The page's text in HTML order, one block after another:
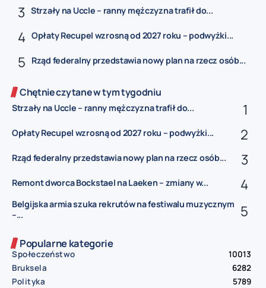
Strzały na Uccle – ranny mężczyzna trafił do...
Opłaty Recupel wzrosną od 2027 roku – podwyżki...
Rząd federalny przedstawia nowy plan na rzecz osób...
Chętnie czytane w tym tygodniu
Strzały na Uccle – ranny mężczyzna trafił do...
Opłaty Recupel wzrosną od 2027 roku – podwyżki...
Rząd federalny przedstawia nowy plan na rzecz osób...
Remont dworca Bockstael na Laeken – zmiany w...
Belgijska armia szuka rekrutów na festiwalu muzycznym
–...
Popularne kategorie
Społeczeństwo
10013
Bruksela
6282
Polityka
5789